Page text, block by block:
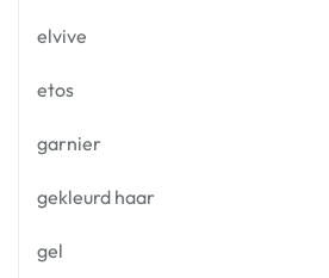
elvive
etos
garnier
gekleurd haar
gel